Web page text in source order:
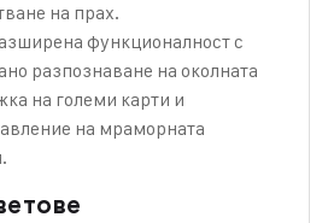
на прах.
функционалност с
разпознаване на околната
на големи карти и
на мраморната